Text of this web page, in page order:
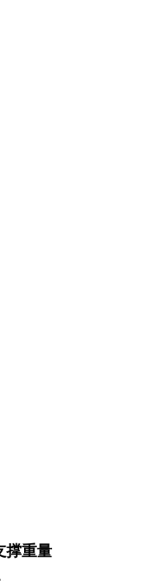
撑重量